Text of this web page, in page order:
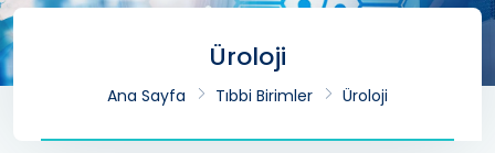
Üroloji
Ana Sayfa Tıbbi Birimler Üroloji